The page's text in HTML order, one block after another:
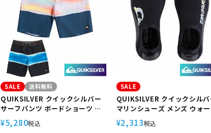
SALE 送料無料
QUIKSILVER クイックシルバー
サーフパンツ ボードショーツ メ
ンズ 19インチ サーフィン ビーチ
海 プール アウトドア サマー
¥5,280税込
SALE
QUIKSILVER クイックシルバ
マリンシューズ メンズ ウォー
ーシューズ スノーケリング ダ
ビング サーフィン ビーチ 海
¥2,313税込